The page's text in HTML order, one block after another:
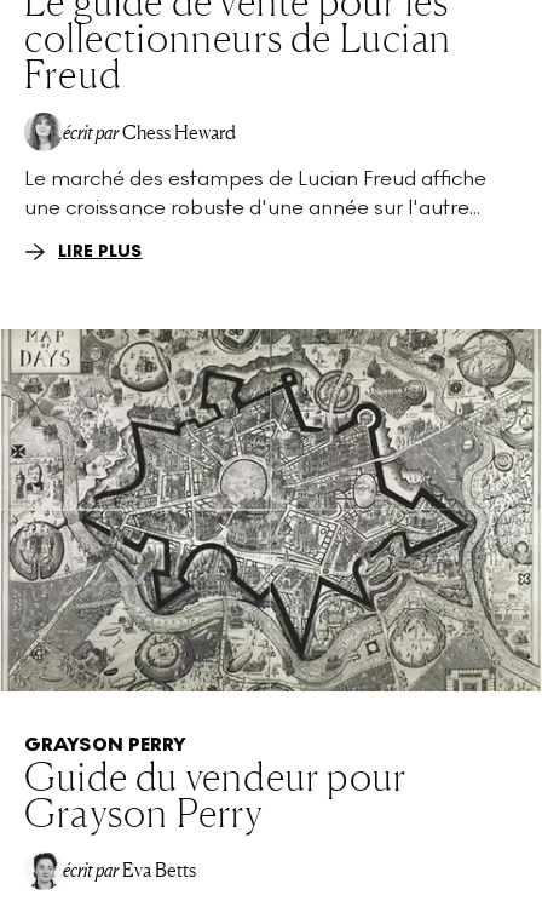
collectionneurs de Lucian
Freud
écrit parChess Heward
Le marché des estampes de Lucian Freud affiche
une croissance robuste d'une année sur l'autre...
LIRE PLUS
GRAYSON PERRY
Guide du vendeur pour
Grayson Perry
écrit par Eva Betts